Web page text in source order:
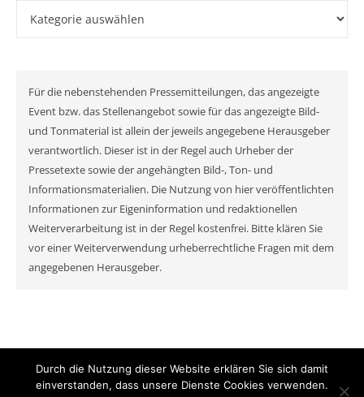
Für die nebenstehenden Pressemitteilungen, das angezeigte
Event bzw. das Stellenangebot sowie für das angezeigte Bild-
und Tonmaterial ist allein der jeweils angegebene Herausgeber
verantwortlich. Dieser ist in der Regel auch Urheber der
Pressetexte sowie der angehängten Bild-, Ton- und
Informationsmaterialien. Die Nutzung von hier veröffentlichten
Informationen zur Eigeninformation und redaktionellen
Weiterverarbeitung ist in der Regel kostenfrei. Bitte klären Sie
vor einer Weiterverwendung urheberrechtliche Fragen mit dem
angegebenen Herausgeber.
© MyNewsChannel 2026
Durch die Nutzung dieser Website erklären Sie sich damit
einverstanden, dass unsere Dienste Cookies verwenden.